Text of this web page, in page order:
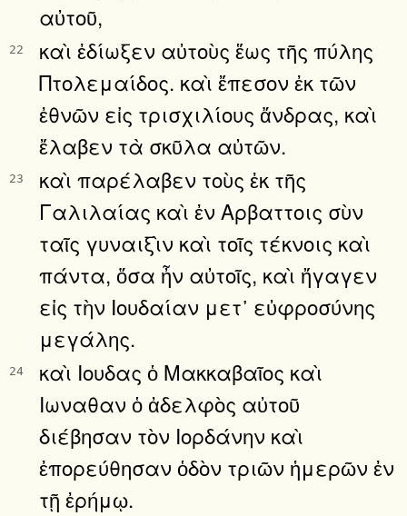
αὐτοῦ,
22
καὶ ἐδίωξεν αὐτοὺς ἕως τῆς πύλης
Πτολεμαίδος. καὶ ἔπεσον ἐκ τῶν
ἐθνῶν εἰς τρισχιλίους ἄνδρας, καὶ
ἔλαβεν τὰ σκῦλα αὐτῶν.
23
καὶ παρέλαβεν τοὺς ἐκ τῆς
Γαλιλαίας καὶ ἐν Αρβαττοις σὺν
ταῖς γυναιξὶν καὶ τοῖς τέκνοις καὶ
πάντα, ὅσα ἦν αὐτοῖς, καὶ ἤγαγεν
εἰς τὴν Ιουδαίαν μετ᾿ εὐφροσύνης
μεγάλης.
24
καὶ Ιουδας ὁ Μακκαβαῖος καὶ
Ιωναθαν ὁ ἀδελφὸς αὐτοῦ
διέβησαν τὸν Ιορδάνην καὶ
ἐπορεύθησαν ὁδὸν τριῶν ἡμερῶν ἐν
τῇ ἐρήμῳ.